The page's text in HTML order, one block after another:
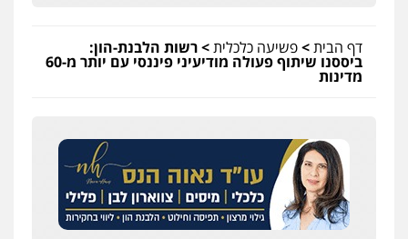
דף הבית>פשיעה כלכלית>רשות הלבנת-הון:
ביססנו שיתוף פעולה מודיעיני פיננסי עם יותר מ-60
מדינות